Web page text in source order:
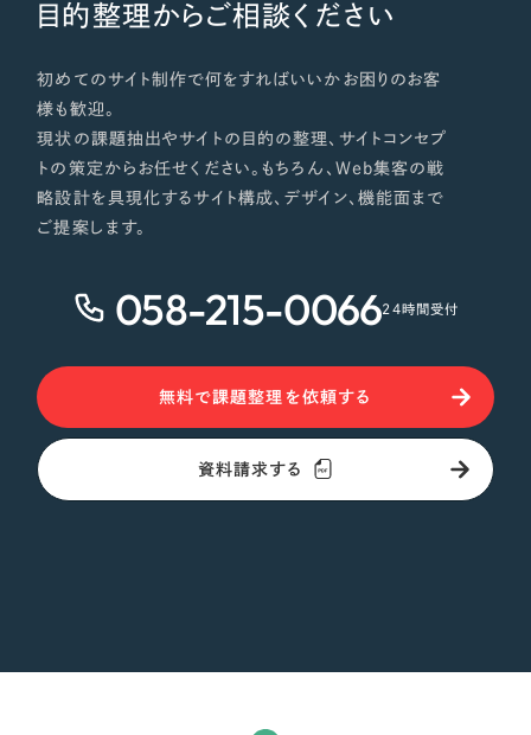
目的整理からご相談ください
初めてのサイト制作で何をすればいいかお困りのお客
様も歓迎。
現状の課題抽出やサイトの目的の整理、サイトコンセプ
トの策定からお任せください。もちろん、Web集客の戦
略設計を具現化するサイト構成、デザイン、機能面まで
ご提案します。
058-215-006624時間受付
無料で課題整理を依頼する
資料請求する